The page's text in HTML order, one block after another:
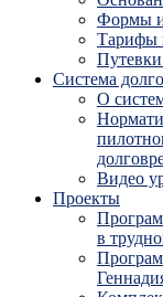
Формы и
Тарифы
Система
О
Видео
Проекты
в